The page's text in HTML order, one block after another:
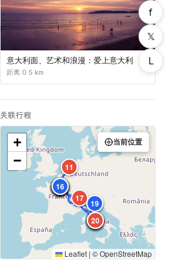
意大利面、艺术和浪漫：爱上意大利
距离 0.5 km
关联行程
1
2
3
4
5
6
7
8
9
10
11
12
13
14
15
16
17
18
19
20
+
−
当前位置
Leaflet | ©OpenStreetMap
f
𝕏
L